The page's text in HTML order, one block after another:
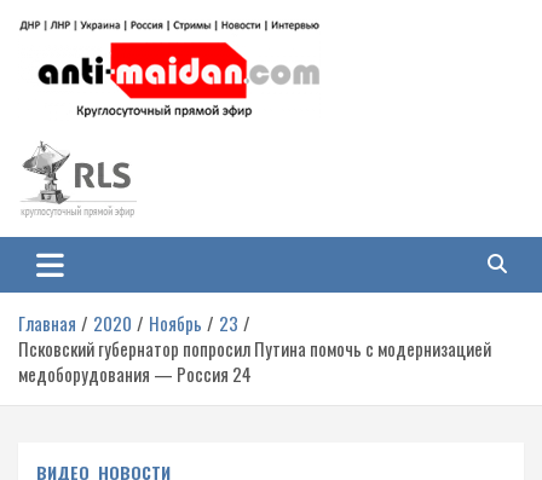
содержимому
Антимайдан: Гражданская война
на Украине
гражданской войне на Украине, включая события в Новороссии, ДНР,
ЛНР и других регионах.
Главная 2020 Ноябрь
23
Псковский губернатор попросил Путина помочь с модернизацией
медоборудования — Россия 24
ВИДЕО НОВОСТИ